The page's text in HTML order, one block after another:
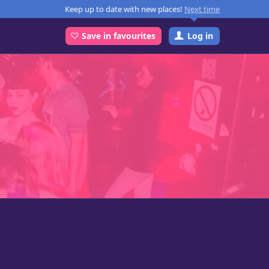
Keep up to date with new places! Next time
Log in